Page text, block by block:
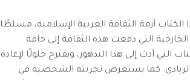
الكتاب أزمة الثقافة العربية الإسلامية، مسلطًا
التي دفعت هذه الثقافة إلى حافة
التي أدت إلى هذا التدهور، ويقترح حلولًا لإعادة
كما يستعرض تجربته الشخصية في